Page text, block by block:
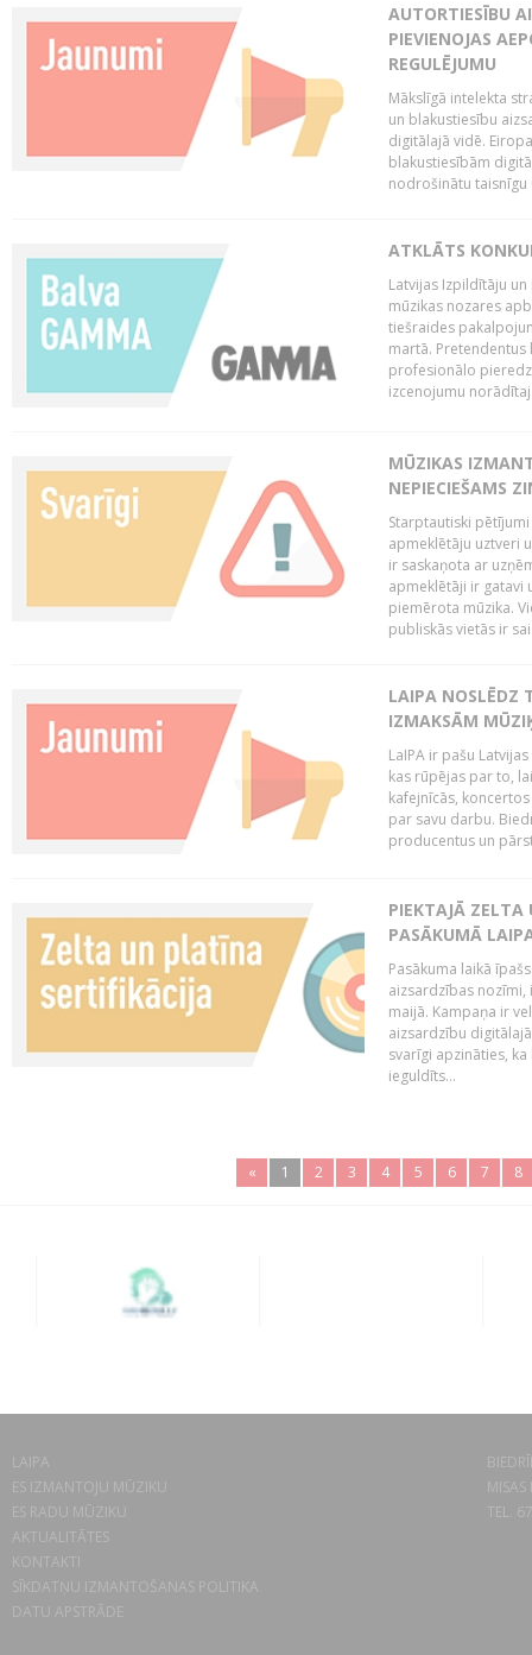
AUTORTIESĪBU
PIEVIENOJAS
REGULĒJUMU
Mākslīgā intelekta
un blakustiesību
digitālajā vidē.
blakustiesībām
nodrošinātu taisnīgu
ATKLĀTS
Latvijas Izpildītāju
mūzikas nozares
tiešraides
martā. Pretendentus
profesionālo
izcenojumu
MŪZIKAS
NEPIECIEŠAMS
Starptautiski
apmeklētāju uztveri
ir saskaņota ar
apmeklētāji ir gatavi
piemērota mūzika.
publiskās vietās ir
LAIPA NOSLĒDZ
IZMAKSĀM
LaIPA ir pašu
kas rūpējas par to,
kafejnīcās,
par savu darbu.
producentus un
PIEKTAJĀ ZELTA
PASĀKUMĀ
Pasākuma laikā
aizsardzības nozīmi,
maijā. Kampaņa ir
aizsardzību
svarīgi apzināties,
ieguldīts...
« 1 2 3 4 5 6 7 8
LAIPA
ES IZMANTOJU MŪZIKU
ES RADU MŪZIKU
AKTUALITĀTES
KONTAKTI
SĪKDATŅU IZMANTOŠANAS POLITIKA
DATU APSTRĀDE
TEL.